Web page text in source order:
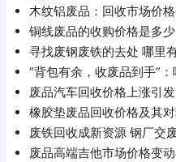
木纹铝废品：回收市场价
铜线废品的收购价格是多少
寻找废钢废铁的去处 哪里
“背包有余，收废品到手”
废品汽车回收价格上涨引
橡胶垫废品回收价格及其
废铁回收成新资源 钢厂交
废品高端吉他市场价格变